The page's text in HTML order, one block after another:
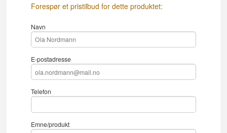
Forespør et pristilbud for dette produktet:
Navn
E-postadresse
Telefon
Emne/produkt